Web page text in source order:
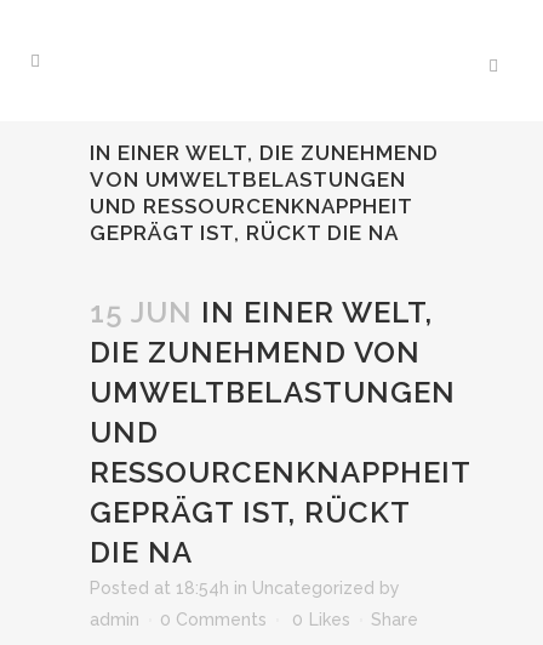
IN EINER WELT, DIE ZUNEHMEND
VON UMWELTBELASTUNGEN
UND RESSOURCENKNAPPHEIT
GEPRÄGT IST, RÜCKT DIE NA
15 JUN IN EINER WELT,
DIE ZUNEHMEND VON
UMWELTBELASTUNGEN
UND
RESSOURCENKNAPPHEIT
GEPRÄGT IST, RÜCKT
DIE NA
Posted at 18:54h in Uncategorized by
admin
0 Comments 0 Likes Share